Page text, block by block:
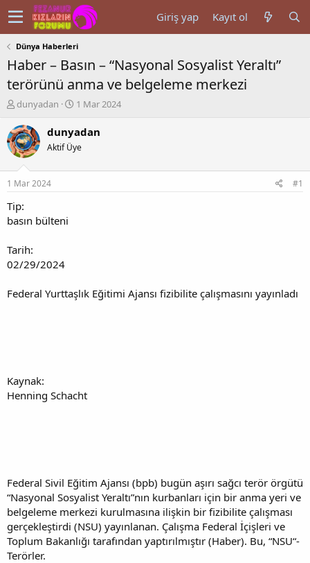
Giriş yap Kayıt ol
Dünya Haberleri
Haber – Basın – “Nasyonal Sosyalist Yeraltı”
terörünü anma ve belgeleme merkezi
K
n
u
y
b
a
ş
l
a
a
n
dunyadan
B
ş
a
1 Mar 2024
dunyadan
Aktif Üye
1 Mar 2024 #1
Tip:
basın bülteni
Tarih:
02/29/2024
Federal Yurttaşlık Eğitimi Ajansı fizibilite çalışmasını yayınladı
Kaynak:
Henning Schacht
Federal Sivil Eğitim Ajansı (bpb) bugün aşırı sağcı terör örgütü
“Nasyonal Sosyalist Yeraltı”nın kurbanları için bir anma yeri ve
belgeleme merkezi kurulmasına ilişkin bir fizibilite çalışması
gerçekleştirdi (NSU) yayınlanan. Çalışma Federal İçişleri ve
Toplum Bakanlığı tarafından yaptırılmıştır (Haber). Bu, “NSU“-
Terörler.